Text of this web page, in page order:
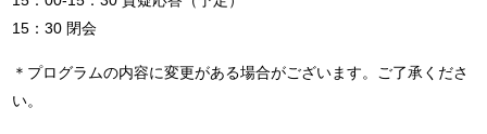
15：30 閉会
＊プログラムの内容に変更がある場合がございます。ご了承くださ
い。